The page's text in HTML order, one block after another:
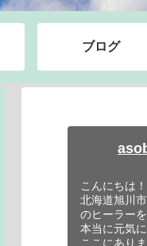
ブログ
こんにちは！
北海道旭川
のヒーラー
本当に元気
ここにあり